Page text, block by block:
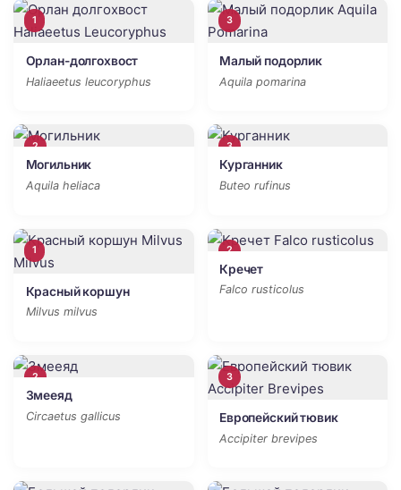
1
Орлан-долгохвост
Haliaeetus leucoryphus
3
Малый подорлик
Aquila pomarina
2
Могильник
Aquila heliaca
3
Курганник
Buteo rufinus
1
Красный коршун
Milvus milvus
2
Кречет
Falco rusticolus
2
Змееяд
Circaetus gallicus
3
Европейский тювик
Accipiter brevipes